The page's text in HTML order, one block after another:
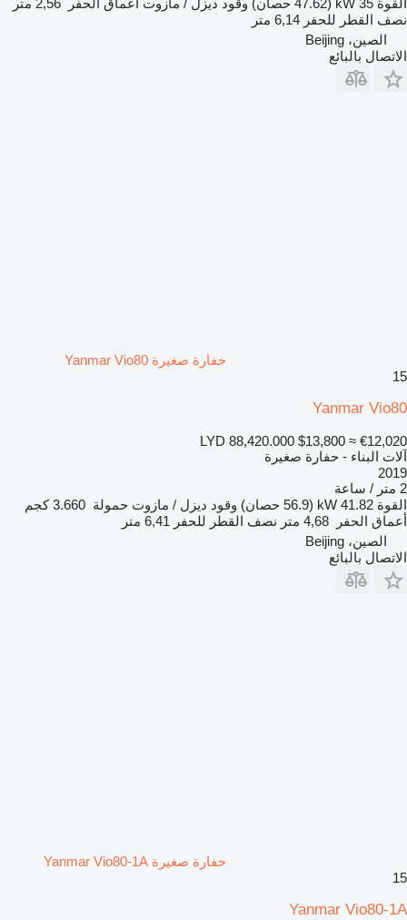
نصف القطر للحفر 6,14 متر
الصين، Beijing
الاتصال بالبائع
حفارة صغيرة Yanmar Vio80
15
Yanmar Vio80
LYD 88,420.000 $13,800 ≈ €12,020
آلات البناء - حفارة صغيرة
2019
2 متر / ساعة
القوة 41.82 kW (56.9 حصان) وقود ديزل / مازوت حمولة 3.660 كجم
أعماق الحفر
4,68 متر نصف القطر للحفر 6,41 متر
الصين، Beijing
الاتصال بالبائع
حفارة صغيرة Yanmar Vio80-1A
15
Yanmar Vio80-1A